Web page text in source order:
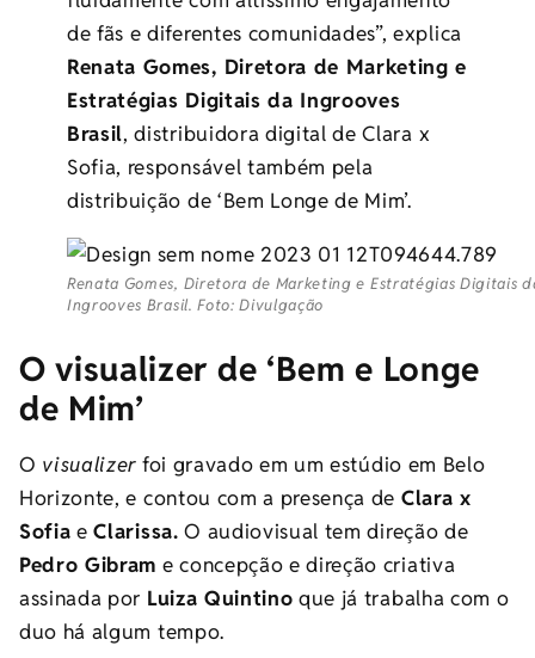
de fãs e diferentes comunidades”, explica
Renata Gomes, Diretora de Marketing e
Estratégias Digitais da Ingrooves
Brasil, distribuidora digital de Clara x
Sofia, responsável também pela
distribuição de ‘Bem Longe de Mim’.
Renata Gomes, Diretora de Marketing e Estratégias Digitais
Ingrooves Brasil. Foto: Divulgação
O visualizer de ‘Bem e Longe
de Mim’
O visualizer foi gravado em um estúdio em Belo
Horizonte, e contou com a presença de Clara x
Sofia eClarissa. O audiovisual tem direção de
Pedro Gibram e concepção e direção criativa
assinada por Luiza Quintino que já trabalha com o
duo há algum tempo.